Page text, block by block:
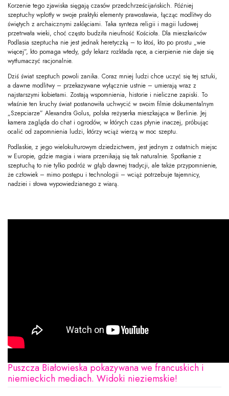
Korzenie tego zjawiska sięgają czasów przedchrześcijańskich. Później
szeptuchy wplotły w swoje praktyki elementy prawosławia, łącząc modlitwy do
świętych z archaicznymi zaklęciami. Taka synteza religii i magii ludowej
przetrwała wieki, choć często budziła nieufność Kościoła. Dla mieszkańców
Podlasia szeptucha nie jest jednak heretyczką – to ktoś, kto po prostu „wie
więcej”, kto pomaga wtedy, gdy lekarz rozkłada ręce, a cierpienie nie daje się
wytłumaczyć racjonalnie.
Dziś świat szeptuch powoli zanika. Coraz mniej ludzi chce uczyć się tej sztuki,
a dawne modlitwy – przekazywane wyłącznie ustnie – umierają wraz z
najstarszymi kobietami. Zostają wspomnienia, historie i nieliczne zapiski. To
właśnie ten kruchy świat postanowiła uchwycić w swoim filmie dokumentalnym
„Szepciarze” Alexandra Golus, polska reżyserka mieszkająca w Berlinie. Jej
kamera zagląda do chat i ogrodów, w których czas płynie inaczej, próbując
ocalić od zapomnienia ludzi, którzy wciąż wierzą w moc szeptu.
Podlaskie, z jego wielokulturowym dziedzictwem, jest jednym z ostatnich miejsc
w Europie, gdzie magia i wiara przenikają się tak naturalnie. Spotkanie z
szeptuchą to nie tylko podróż w głąb dawnej tradycji, ale także przypomnienie,
że człowiek – mimo postępu i technologii – wciąż potrzebuje tajemnicy,
nadziei i słowa wypowiedzianego z wiarą.
Puszcza Białowieska pokazywana we francuskich i
niemieckich mediach. Widoki nieziemskie!